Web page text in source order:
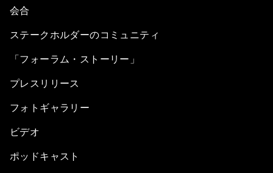
会合
ステークホルダーのコミュニティ
「フォーラム・ストーリー」
プレスリリース
フォトギャラリー
ビデオ
ポッドキャスト